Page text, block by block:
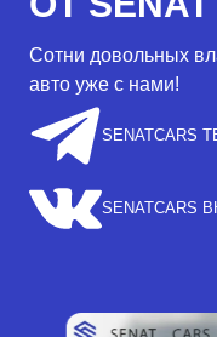
Сотни довольных
авто уже с нами!
SENATCARS